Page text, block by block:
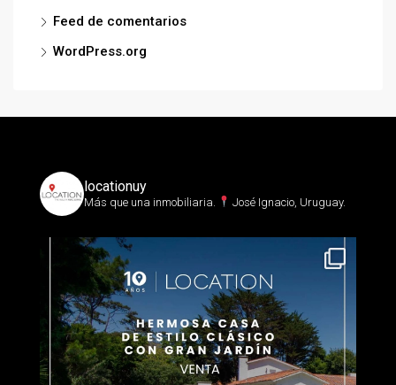
Feed de comentarios
WordPress.org
locationuy
Más que una inmobiliaria.⁣ José Ignacio, Uruguay.